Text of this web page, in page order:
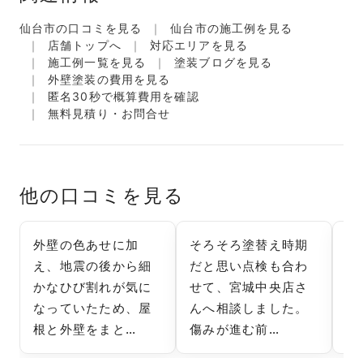
仙台市の口コミを見る
仙台市の施工例を見る
店舗トップへ
対応エリアを見る
施工例一覧を見る
塗装ブログを見る
外壁塗装の費用を見る
匿名30秒で概算費用を確認
無料見積り・お問合せ
他の口コミを見る
外壁の色あせに加
え、地震の後から細
かなひび割れが気に
なっていたため、屋
根と外壁をまと…
そろそろ塗替え時期
だと思い点検も合わ
せて、宮城中央店さ
んへ相談しました。
傷みが進む前…